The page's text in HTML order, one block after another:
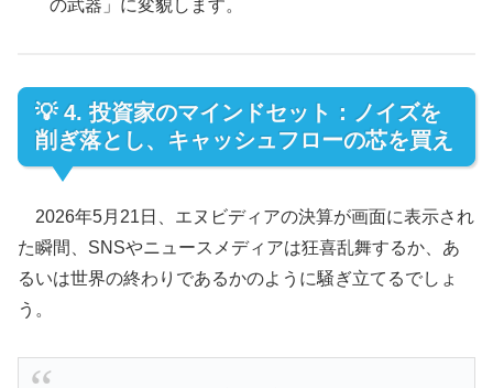
の武器」に変貌します。
💡 4. 投資家のマインドセット：ノイズを
削ぎ落とし、キャッシュフローの芯を買え
2026年5月21日、エヌビディアの決算が画面に表示され
た瞬間、SNSやニュースメディアは狂喜乱舞するか、あ
るいは世界の終わりであるかのように騒ぎ立てるでしょ
う。